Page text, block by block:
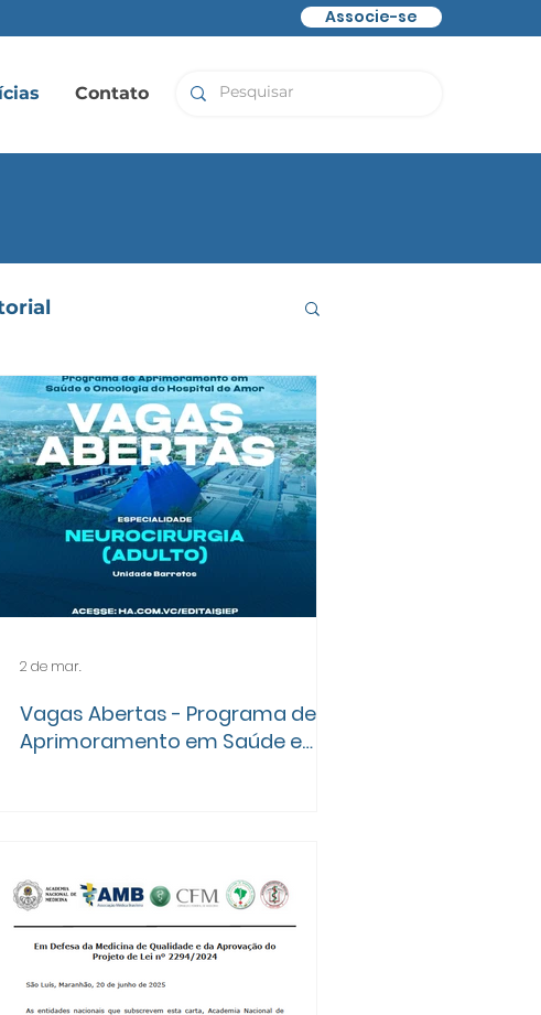
Associe-se
Contato
Vagas Abertas - Programa de
Aprimoramento em Saúde e
2 de mar.